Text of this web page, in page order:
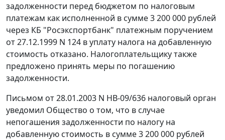
задолженности перед бюджетом по налоговым
платежам как исполненной в сумме 3 200 000 рублей
через КБ "Росэкспортбанк" платежным поручением
от 27.12.1999 N 124 в уплату налога на добавленную
стоимость отказано. Налогоплательщику также
предложено принять меры по погашению
задолженности.
Письмом от 28.01.2003 N НВ-09/636 налоговый орган
уведомил Общество о том, что в случае
непогашения задолженности по налогу на
добавленную стоимость в сумме 3 200 000 рублей